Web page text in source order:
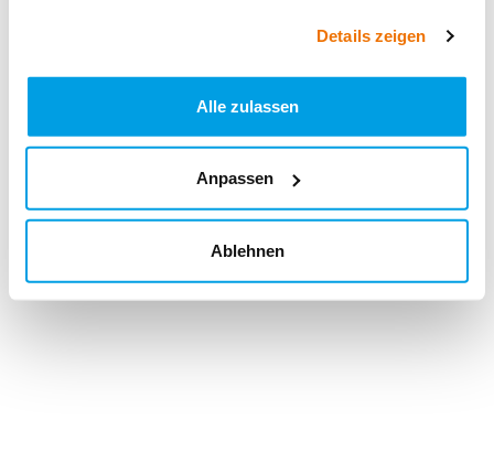
Details zeigen
Alle zulassen
Anpassen
Ablehnen